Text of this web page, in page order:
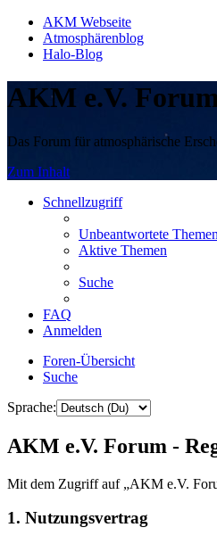
AKM Webseite
Atmosphärenblog
Halo-Blog
AKM e.V.
Das Forum für atmosphärische
Zum Inhalt
Schnellzugriff
Unbeantwortete Themen
Aktive Themen
Suche
FAQ
Anmelden
Foren-Übersicht
Suche
Sprache:
AKM e.V. Forum -
Mit dem Zugriff auf „AKM e.V.
1. Nutzungsvertrag